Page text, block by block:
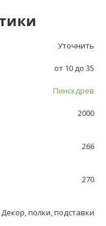
Уточнить
от 10 до 35
Пинскдрев
2000
266
270
Декор, полки, подставки